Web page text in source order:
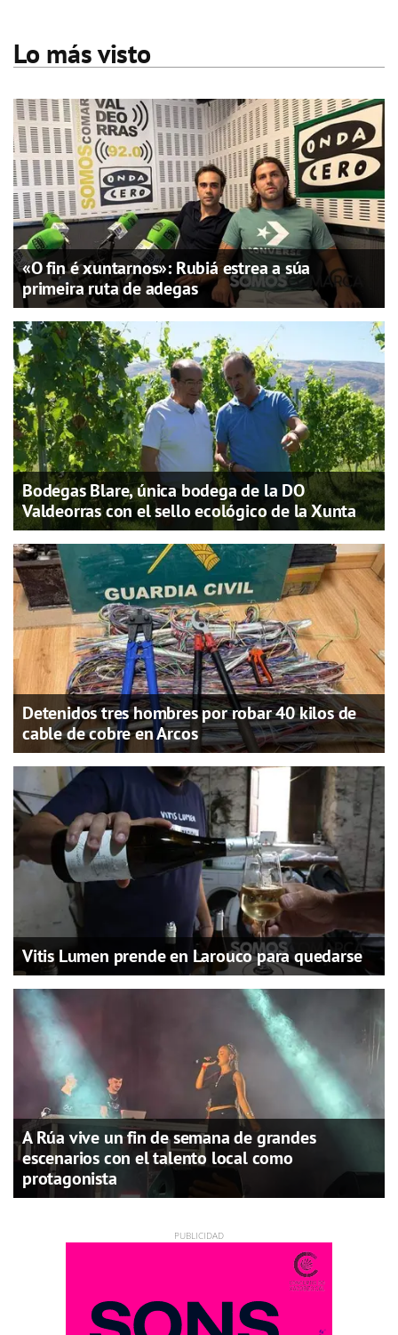
Lo más visto
«O fin é xuntarnos»: Rubiá estrea a súa
primeira ruta de adegas
Bodegas Blare, única bodega de la DO
Valdeorras con el sello ecológico de la Xunta
Detenidos tres hombres por robar 40 kilos de
cable de cobre en Arcos
Vitis Lumen prende en Larouco para quedarse
A Rúa vive un fin de semana de grandes
escenarios con el talento local como
protagonista